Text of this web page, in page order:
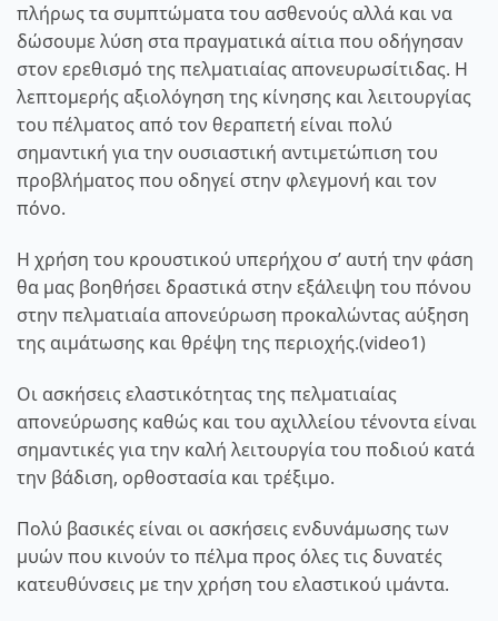
πλήρως τα συμπτώματα του ασθενούς αλλά και να
δώσουμε λύση στα πραγματικά αίτια που οδήγησαν
στον ερεθισμό της πελματιαίας απονευρωσίτιδας. Η
λεπτομερής αξιολόγηση της κίνησης και λειτουργίας
του πέλματος από τον θεραπετή είναι πολύ
σημαντική για την ουσιαστική αντιμετώπιση του
προβλήματος που οδηγεί στην φλεγμονή και τον
πόνο.
Η χρήση του κρουστικού υπερήχου σ’ αυτή την φάση
θα μας βοηθήσει δραστικά στην εξάλειψη του πόνου
στην πελματιαία απονεύρωση προκαλώντας αύξηση
της αιμάτωσης και θρέψη της περιοχής.(video1)
Οι ασκήσεις ελαστικότητας της πελματιαίας
απονεύρωσης καθώς και του αχιλλείου τένοντα είναι
σημαντικές για την καλή λειτουργία του ποδιού κατά
την βάδιση, ορθοστασία και τρέξιμο.
Πολύ βασικές είναι οι ασκήσεις ενδυνάμωσης των
μυών που κινούν το πέλμα προς όλες τις δυνατές
κατευθύνσεις με την χρήση του ελαστικού ιμάντα.